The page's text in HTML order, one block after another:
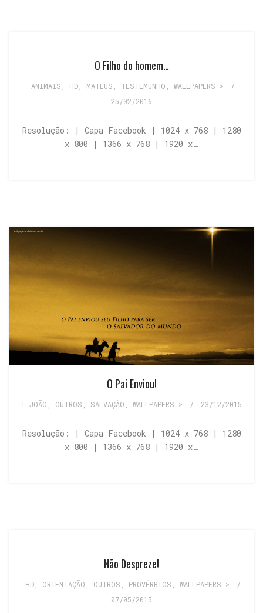
O Filho do homem…
ANIMAIS HD MATEUS TESTEMUNHO WALLPAPERS >
/
25/02/2016
Resolução: | Capa Facebook | 1024 x 768 | 1280
x 800 | 1366 x 768 | 1920 x…
O Pai Enviou!
I JOÃO OUTROS SALVAÇÃO WALLPAPERS > / 23/12/2015
Resolução: | Capa Facebook | 1024 x 768 | 1280
x 800 | 1366 x 768 | 1920 x…
Não Despreze!
HD ORIENTAÇÃO OUTROS PROVÉRBIOS WALLPAPERS >
/
07/05/2015